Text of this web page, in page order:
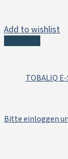
Add to wishlist
TOBALIQ
Bitte einloggen